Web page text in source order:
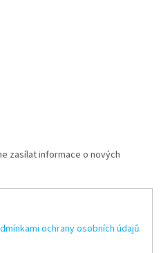
zasílat informace o nových
ochrany osobních údajů